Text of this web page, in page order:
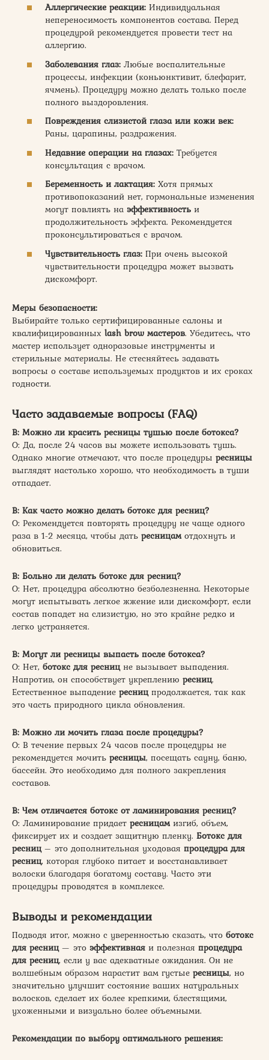
Аллергические реакции: Индивидуальная
непереносимость компонентов состава. Перед
процедурой рекомендуется провести тест на
аллергию.
Заболевания глаз: Любые воспалительные
процессы, инфекции (коньюнктивит, блефарит,
ячмень). Процедуру можно делать только после
полного выздоровления.
Повреждения слизистой глаза или кожи век:
Раны, царапины, раздражения.
Недавние операции на глазах: Требуется
консультация с врачом.
Беременность и лактация: Хотя прямых
противопоказаний нет, гормональные изменения
могут повлиять на эффективность и
продолжительность эффекта. Рекомендуется
проконсультироваться с врачом.
Чувствительность глаз: При очень высокой
чувствительности процедура может вызвать
дискомфорт.
Меры безопасности:
Выбирайте только сертифицированные салоны и
квалифицированных lash brow мастеров. Убедитесь, что
мастер использует одноразовые инструменты и
стерильные материалы. Не стесняйтесь задавать
вопросы о составе используемых продуктов и их сроках
годности.
Часто задаваемые вопросы (FAQ)
В: Можно ли красить ресницы тушью после ботокса?
О: Да, после 24 часов вы можете использовать тушь.
Однако многие отмечают, что после процедуры ресницы
выглядят настолько хорошо, что необходимость в туши
отпадает.
В: Как часто можно делать ботокс для ресниц?
О: Рекомендуется повторять процедуру не чаще одного
раза в 1-2 месяца, чтобы дать ресницамотдохнуть и
обновиться.
В: Больно ли делать ботокс для ресниц?
О: Нет, процедура абсолютно безболезненна. Некоторые
могут испытывать легкое жжение или дискомфорт, если
состав попадет на слизистую, но это крайне редко и
легко устраняется.
В: Могут ли ресницы выпасть после ботокса?
О: Нет, ботокс для ресницне вызывает выпадения.
Напротив, он способствует укреплению ресниц.
Естественное выпадение ресницпродолжается, так как
это часть природного цикла обновления.
В: Можно ли мочить глаза после процедуры?
О: В течение первых 24 часов после процедуры не
рекомендуется мочить ресницы, посещать сауну, баню,
бассейн. Это необходимо для полного закрепления
составов.
В: Чем отличается ботокс от ламинирования ресниц?
О: Ламинирование придает ресницамизгиб, объем,
фиксирует их и создает защитную пленку. Ботокс для
ресниц– это дополнительная уходовая процедура для
ресниц, которая глубоко питает и восстанавливает
волоски благодаря богатому составу. Часто эти
процедуры проводятся в комплексе.
Выводы и рекомендации
Подводя итог, можно с уверенностью сказать, что ботокс
для ресниц— это эффективная и полезная процедура
для ресниц, если у вас адекватные ожидания. Он не
волшебным образом нарастит вам густые ресницы, но
значительно улучшит состояние ваших натуральных
волосков, сделает их более крепкими, блестящими,
ухоженными и визуально более объемными.
Рекомендации по выбору оптимального решения: